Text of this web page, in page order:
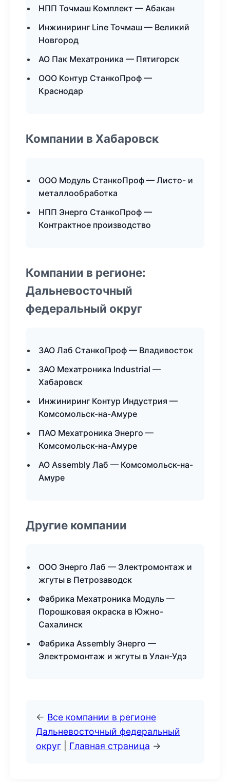
НПП Точмаш Комплект — Абакан
Инжиниринг Line Точмаш — Великий
Новгород
АО Пак Мехатроника — Пятигорск
ООО Контур СтанкоПроф —
Краснодар
Компании в Хабаровск
ООО Модуль СтанкоПроф — Листо- и
металлообработка
НПП Энерго СтанкоПроф —
Контрактное производство
Компании в регионе:
Дальневосточный
федеральный округ
ЗАО Лаб СтанкоПроф — Владивосток
ЗАО Мехатроника Industrial —
Хабаровск
Инжиниринг Контур Индустрия —
Комсомольск-на-Амуре
ПАО Мехатроника Энерго —
Комсомольск-на-Амуре
АО Assembly Лаб — Комсомольск-на-
Амуре
Другие компании
ООО Энерго Лаб — Электромонтаж и
жгуты в Петрозаводск
Фабрика Мехатроника Модуль —
Порошковая окраска в Южно-
Сахалинск
Фабрика Assembly Энерго —
Электромонтаж и жгуты в Улан-Удэ
← Все компании в регионе
Дальневосточный федеральный
округ
Главная страница →